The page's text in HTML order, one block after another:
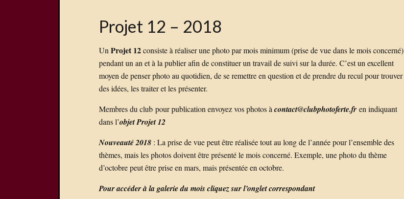
Projet 12 – 2018
Un Projet 12consiste à réaliser une photo par mois minimum (prise de vue dans le mois concerné)
pendant un an et à la publier afin de constituer un travail de suivi sur la durée. C’est un excellent
moyen de penser photo au quotidien, de se remettre en question et de prendre du recul pour trouver
des idées, les traiter et les présenter.
Membres du club pour publication envoyez vos photos à contact@clubphotoferte.fr en indiquant
dans l’objet Projet 12
Nouveauté 2018 : La prise de vue peut être réalisée tout au long de l’année pour l’ensemble des
thèmes, mais les photos doivent être présenté le mois concerné. Exemple, une photo du thème
d’octobre peut être prise en mars, mais présentée en octobre.
Pour accéder à la galerie du mois cliquez sur l’onglet correspondant